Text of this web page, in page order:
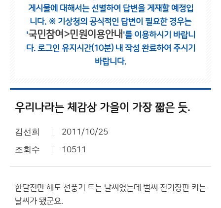
게시물에 대해서는 선별하여 답변을 게재할 예정입
니다. ※ 기상청의 공식적인 답변이 필요한 경우는
'국민참여>민원이용안내 '를 이용하시기 바랍니
다. 로그인 유지시간(10분) 내 작성 완료하여 주시기
바랍니다.
우리나라는 체감상 가을이 가장 짧은 듯.
김선희 2011/10/25
조회수 10511
한달전만 해도 선풍기 트는 날씨였는데 벌써 전기장판 키는
날씨가 됐군요.